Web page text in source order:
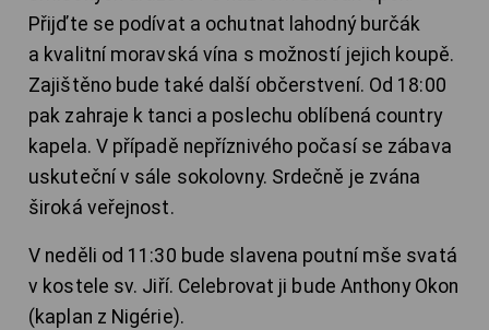
Přijďte se podívat a ochutnat lahodný burčák
a kvalitní moravská vína s možností jejich koupě.
Zajištěno bude také další občerstvení. Od 18:00
pak zahraje k tanci a poslechu oblíbená country
kapela. V případě nepříznivého počasí se zábava
uskuteční v sále sokolovny. Srdečně je zvána
široká veřejnost.
V neděli od 11:30 bude slavena poutní mše svatá
v kostele sv. Jiří. Celebrovat ji bude Anthony Okon
(kaplan z Nigérie).